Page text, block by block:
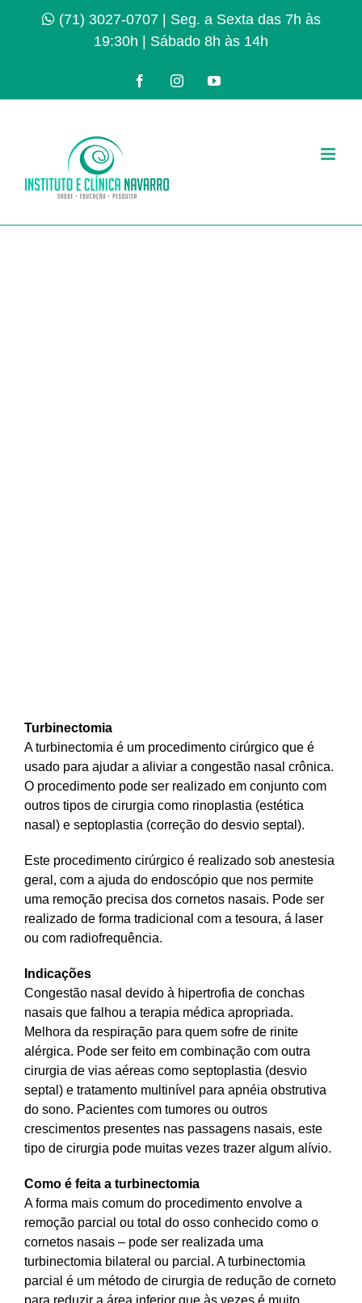
(71) 3027-0707| Seg. a Sexta das 7h às
19:30h | Sábado 8h às 14h
FacebookInstagramYouTube
Turbinectomia
A turbinectomia é um procedimento cirúrgico que é
usado para ajudar a aliviar a congestão nasal crônica.
O procedimento pode ser realizado em conjunto com
outros tipos de cirurgia como rinoplastia (estética
nasal) e septoplastia (correção do desvio septal).
Este procedimento cirúrgico é realizado sob anestesia
geral, com a ajuda do endoscópio que nos permite
uma remoção precisa dos cornetos nasais. Pode ser
realizado de forma tradicional com a tesoura, á laser
ou com radiofrequência.
Indicações
Congestão nasal devido à hipertrofia de conchas
nasais que falhou a terapia médica apropriada.
Melhora da respiração para quem sofre de rinite
alérgica. Pode ser feito em combinação com outra
cirurgia de vias aéreas como septoplastia (desvio
septal) e tratamento multinível para apnéia obstrutiva
do sono. Pacientes com tumores ou outros
crescimentos presentes nas passagens nasais, este
tipo de cirurgia pode muitas vezes trazer algum alívio.
Como é feita a turbinectomia
A forma mais comum do procedimento envolve a
remoção parcial ou total do osso conhecido como o
cornetos nasais – pode ser realizada uma
turbinectomia bilateral ou parcial. A turbinectomia
parcial é um método de cirurgia de redução de corneto
para reduzir a área inferior que às vezes é muito